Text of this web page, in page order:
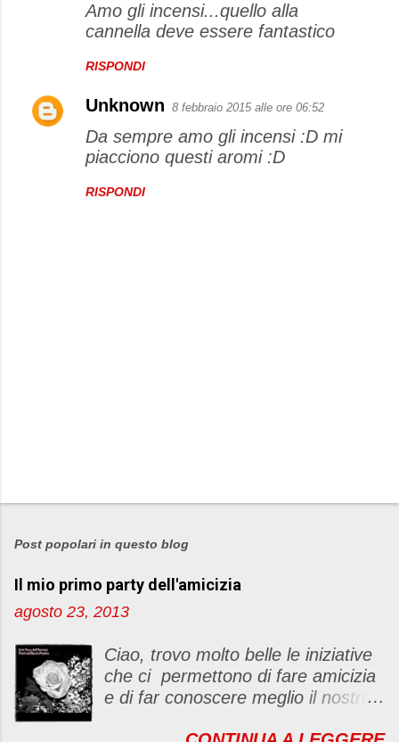
Amo gli incensi...quello alla
cannella deve essere fantastico
RISPONDI
Unknown 8 febbraio 2015 alle ore 06:52
Da sempre amo gli incensi :D mi
piacciono questi aromi :D
RISPONDI
P
s
a
u
c
o
m
m
Post popolari in questo blog
Il mio primo party dell'amicizia
agosto 23, 2013
Ciao, trovo molto belle le iniziative
che ci permettono di fare amicizia
e di far conoscere meglio il nostro